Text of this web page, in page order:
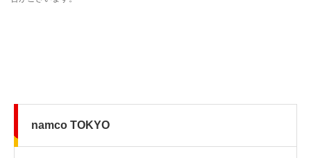
namco TOKYO